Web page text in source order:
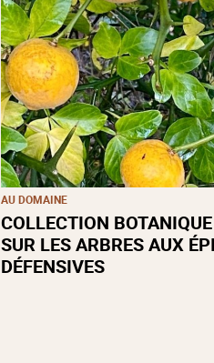
AU DOMAINE
COLLECTION
SUR LES ARBRES AUX
DÉFENSIVES